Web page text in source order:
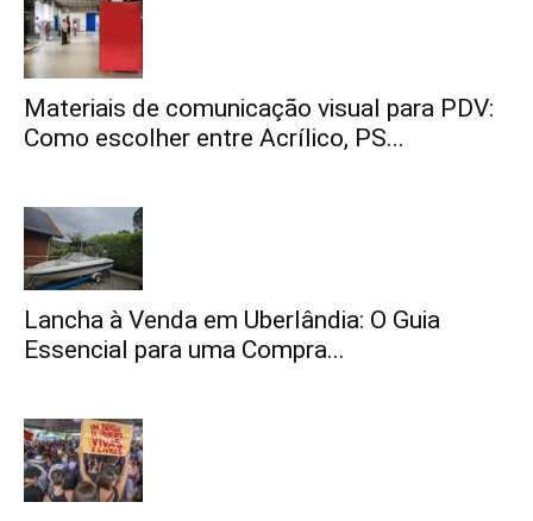
Materiais de comunicação visual para PDV:
Como escolher entre Acrílico, PS...
Lancha à Venda em Uberlândia: O Guia
Essencial para uma Compra...